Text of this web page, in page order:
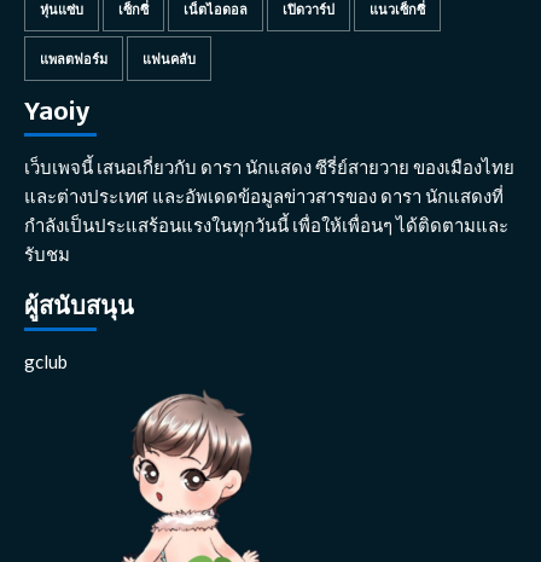
หุ่นแซ่บ เซ็กซี่ เน็ตไอดอล เปิดวาร์ป แนวเซ็กซี่
แพลตฟอร์ม แฟนคลับ
Yaoiy
เว็บเพจนี้ เสนอเกี่ยวกับ ดารา นักแสดง ซีรี่ย์สายวาย ของเมืองไทย
และต่างประเทศ และอัพเดดข้อมูลข่าวสารของ ดารา นักแสดงที่
กำลังเป็นประแสร้อนแรงในทุกวันนี้ เพื่อให้เพื่อนๆ ได้ติดตามและ
รับชม
ผู้สนับสนุน
gclub